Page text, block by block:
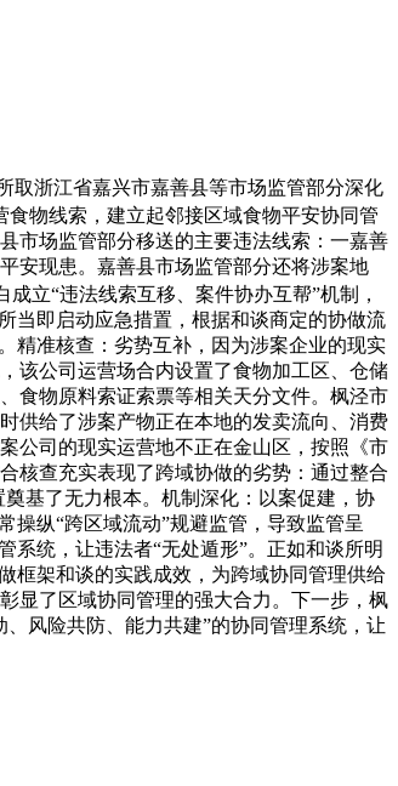
浙江省嘉兴市嘉善县等市场监管部分深化
物线索，建立起邻接区域食物平安协同管
市场监管部分移送的主要违法线索：一嘉善
安现患。嘉善县市场监管部分还将涉案地
立“违法线索互移、案件协办互帮”机制，
当即启动应急措置，根据和谈商定的协做流
精准核查：劣势互补，因为涉案企业的现实
该公司运营场合内设置了食物加工区、仓储
食物原料索证索票等相关天分文件。枫泾市
供给了涉案产物正在本地的发卖流向、消费
公司的现实运营地不正在金山区，按照《市
核查充实表现了跨域协做的劣势：通过整合
基了无力根本。机制深化：以案促建，协
操纵“跨区域流动”规避监管，导致监管呈
系统，让违法者“无处遁形”。正如和谈所明
框架和谈的实践成效，为跨域协同管理供给
显了区域协同管理的强大合力。下一步，枫
风险共防、能力共建”的协同管理系统，让